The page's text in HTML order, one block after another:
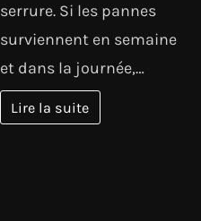
serrure. Si les pannes
surviennent en semaine
et dans la journée,…
Lire la suite